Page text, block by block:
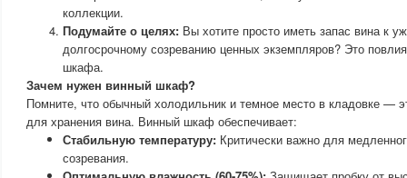
коллекции.
Подумайте о целях: Вы хотите просто иметь запас вина к
долгосрочному созреванию ценных экземпляров? Это
шкафа.
Зачем нужен винный шкаф?
Помните, что обычный холодильник и темное место в кладовке —
для хранения вина. Винный шкаф обеспечивает:
Стабильную температуру: Критически важно для
созревания.